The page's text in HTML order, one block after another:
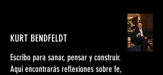
KURT BENDFELDT
Escribo para sanar, pensar y construir.
Aquí encontrarás reflexiones sobre fe,